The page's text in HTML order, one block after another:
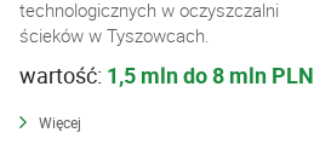
technologicznych w oczyszczalni
ścieków w Tyszowcach.
wartość: 1,5 mln do 8 mln PLN
Więcej